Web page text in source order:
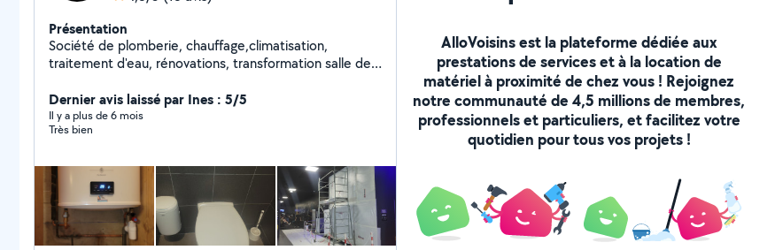
Présentation
Société de plomberie, chauffage,climatisation,
traitement d'eau, rénovations, transformation salle de
Dernier avis laissé par Ines : 5/5
Il y a plus de 6 mois
Très bien
AlloVoisins est la plateforme dédiée aux
prestations de services et à la location de
matériel à proximité de chez vous ! Rejoignez
notre communauté de 4,5 millions de membres,
professionnels et particuliers, et facilitez votre
quotidien pour tous vos projets !